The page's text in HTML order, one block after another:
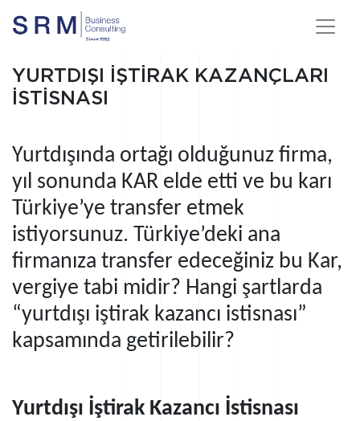
YURTDIŞI İŞTİRAK KAZANÇLARI
İSTİSNASI
Yurtdışında ortağı olduğunuz firma,
yıl sonunda KAR elde etti ve bu karı
Türkiye’ye transfer etmek
istiyorsunuz. Türkiye’deki ana
firmanıza transfer edeceğiniz bu Kar,
vergiye tabi midir? Hangi şartlarda
“yurtdışı iştirak kazancı istisnası”
kapsamında getirilebilir?
Yurtdışı İştirak Kazancı İstisnası